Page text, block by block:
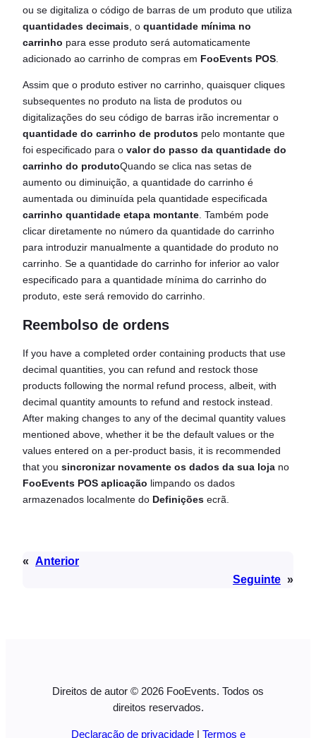
ou se digitaliza o código de barras de um produto que utiliza
quantidades decimais , o quantidade mínima no
carrinho para esse produto será automaticamente
adicionado ao carrinho de compras em FooEvents POS
Assim que o produto estiver no carrinho, quaisquer cliques
subsequentes no produto na lista de produtos ou
digitalizações do seu código de barras irão incrementar o
quantidade do carrinho de produtos pelo montante que
foi especificado para o valor do passo da quantidade do
carrinho do produtoQuando se clica nas setas de
aumento ou diminuição, a quantidade do carrinho é
aumentada ou diminuída pela quantidade especificada
carrinho quantidade etapa montante. Também pode
clicar diretamente no número da quantidade do carrinho
para introduzir manualmente a quantidade do produto no
carrinho. Se a quantidade do carrinho for inferior ao valor
especificado para a quantidade mínima do carrinho do
produto, este será removido do carrinho.
Reembolso de ordens
If you have a completed order containing products that use
decimal quantities, you can refund and restock those
products following the normal refund process, albeit, with
decimal quantity amounts to refund and restock instead.
After making changes to any of the decimal quantity values
mentioned above, whether it be the default values or the
values entered on a per-product basis, it is recommended
that you sincronizar novamente os dados da sua loja no
FooEvents POS aplicação limpando os dados
armazenados localmente do Definições ecrã.
« Anterior
Seguinte »
Direitos de autor © 2026 FooEvents. Todos os
direitos reservados.
Declaração de privacidade| Termos e